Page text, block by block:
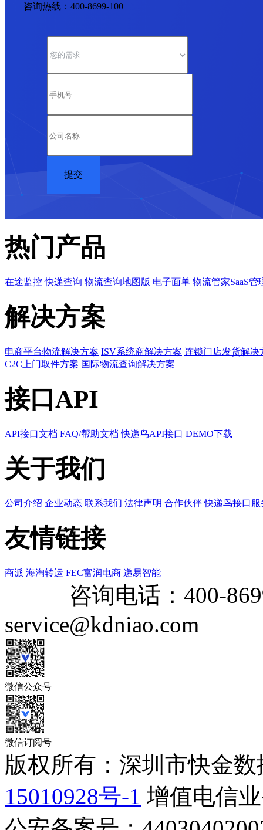
咨询热线：400-8699-100
热门产品
在途监控 快递查询 物流查询地图版 电子面单 物流管家SaaS管
解决方案
电商平台物流解决方案 ISV系统商解决方案 连锁门店发货解决
C2C上门取件方案 国际物流查询解决方案
接口API
API接口文档 FAQ/帮助文档 快递鸟API接口 DEMO下载
关于我们
公司介绍 企业动态 联系我们 法律声明 合作伙伴 快递鸟接口服
友情链接
商派 海淘转运 FEC富润电商 递易智能
咨询电话： 400-
service@kdniao.com
微信公众号
微信订阅号
版权所有：深圳市快金
15010928号-1 增值电信